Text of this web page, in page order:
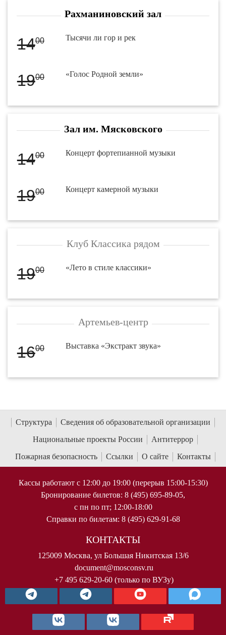
Рахманиновский зал
1400 Тысячи ли гор и рек
1900 «Голос Родной земли»
Зал им. Мясковского
1400 Концерт фортепианной музыки
1900 Концерт камерной музыки
Клуб Классика рядом
1900 «Лето в стиле классики»
Артемьев-центр
1600 Выставка «Экстракт звука»
Структура
Сведения об образовательной организации
Национальные проекты России
Антитеррор
Пожарная безопасность
Ссылки О сайте Контакты
Кассы работают с 12:00 до 19:00 (перерыв 15:00-15:30)
Бронирование билетов: 8 (495) 695-89-05,
с пн по пт; 12:00-18:00
Справки по билетам: 8 (495) 629-91-68
КОНТАКТЫ
125009 Москва, ул Большая Никитская 13/6
document@mosconsv.ru
+7 495 629-20-60 (только по ВУЗу)